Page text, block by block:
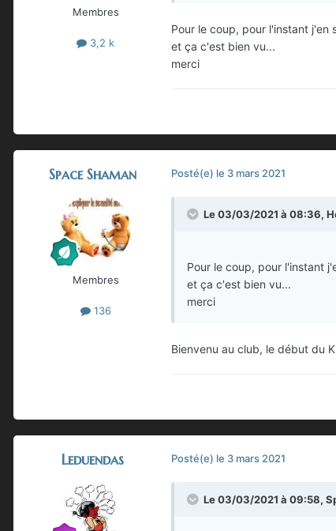
Membres
3,2 k
Pour le coup, pour l'instant j'en
et ça c'est bien vu...
merci
Space Shaman
Membres
136
Posté(e) le 3 mars 2021
Le 03/03/2021 à 08:36,
Pour le coup, pour l'instant
et ça c'est bien vu...
merci
Bienvenu au club, le début du
Leduendas Posté(e) le 3 mars 2021
Le 03/03/2021 à 09:58,